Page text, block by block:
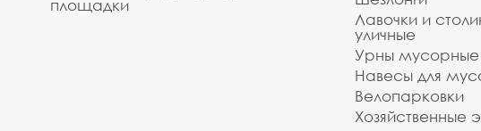
площадки
Лавочки и
уличные
Урны мусорные
Навесы для
Велопарковки
Хозяйственные